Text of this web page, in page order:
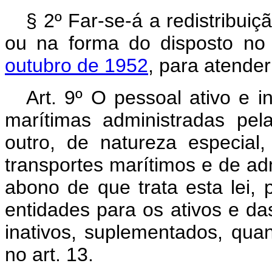
§ 2º Far-se-á a
ou na forma do disposto
outubro de 1952, para
Art. 9º O pessoal ativo e
marítimas administradas
outro, de natureza
transportes marítimos e de
abono de que trata esta lei,
entidades para os ativos e
inativos, suplementados,
no art. 13.